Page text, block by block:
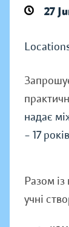
27
надає
– 17
Разом
учні